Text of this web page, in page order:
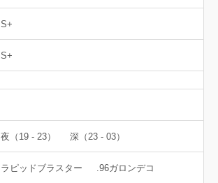
S+
S+
夜（19 - 23） 深（23 - 03）
ラピッドブラスター .96ガロンデコ